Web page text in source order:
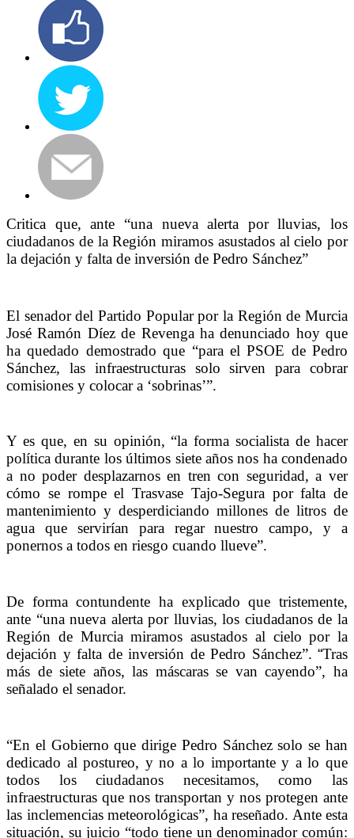
Critica que, ante “una nueva alerta por lluvias, los
ciudadanos de la Región miramos asustados al cielo por
la dejación y falta de inversión de Pedro Sánchez”
El senador del Partido Popular por la Región de Murcia
José Ramón Díez de Revenga ha denunciado hoy que
ha quedado demostrado que “para el PSOE de Pedro
Sánchez, las infraestructuras solo sirven para cobrar
comisiones y colocar a ‘sobrinas’”.
Y es que, en su opinión, “la forma socialista de hacer
política durante los últimos siete años nos ha condenado
a no poder desplazarnos en tren con seguridad, a ver
cómo se rompe el Trasvase Tajo-Segura por falta de
mantenimiento y desperdiciando millones de litros de
agua que servirían para regar nuestro campo, y a
ponernos a todos en riesgo cuando llueve”.
De forma contundente ha explicado que tristemente,
ante “una nueva alerta por lluvias, los ciudadanos de la
Región de Murcia miramos asustados al cielo por la
dejación y falta de inversión de Pedro Sánchez”. “⁠Tras
más de siete años, las máscaras se van cayendo”, ha
señalado el senador.
“En el Gobierno que dirige Pedro Sánchez solo se han
dedicado al postureo, y no a lo importante y a lo que
todos los ciudadanos necesitamos, como las
infraestructuras que nos transportan y nos protegen ante
las inclemencias meteorológicas”, ha reseñado. Ante esta
situación, su juicio “todo tiene un denominador común: